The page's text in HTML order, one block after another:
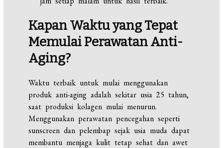
Kapan Waktu yang Tepat
Memulai Perawatan Anti-
Aging?
Waktu terbaik untuk mulai menggunakan
produk anti-aging adalah sekitar usia 25 tahun,
saat produksi kolagen mulai menurun.
Menggunakan perawatan pencegahan seperti
sunscreen dan pelembap sejak usia muda dapat
membantu menjaga kulit tetap sehat dan awet